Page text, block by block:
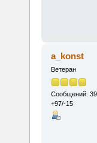
a_konst
Ветеран
Сообщений:
+97/-15